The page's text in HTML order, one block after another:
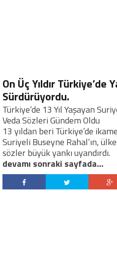
On Üç Yıldır Türkiye’de
Sürdürüyordu.
Türkiye’de 13 Yıl Yaşayan
Veda Sözleri Gündem Oldu
13 yıldan beri Türkiye’de
Suriyeli Buseyne Rahal’ın,
sözler büyük yankı uyandırdı.
devamı sonraki sayfada…